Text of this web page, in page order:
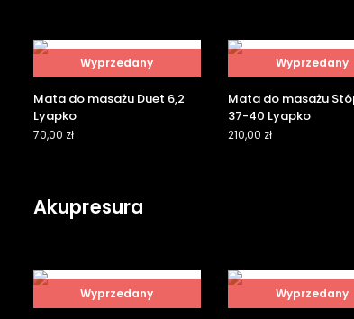
Wyprzedany
Mata do masażu Duet 6,2
Lyapko
70,00 zł
Wyprzedany
Mata do masażu
37-40 Lyapko
210,00 zł
Akupresura
Wyprzedany Wyprzedany